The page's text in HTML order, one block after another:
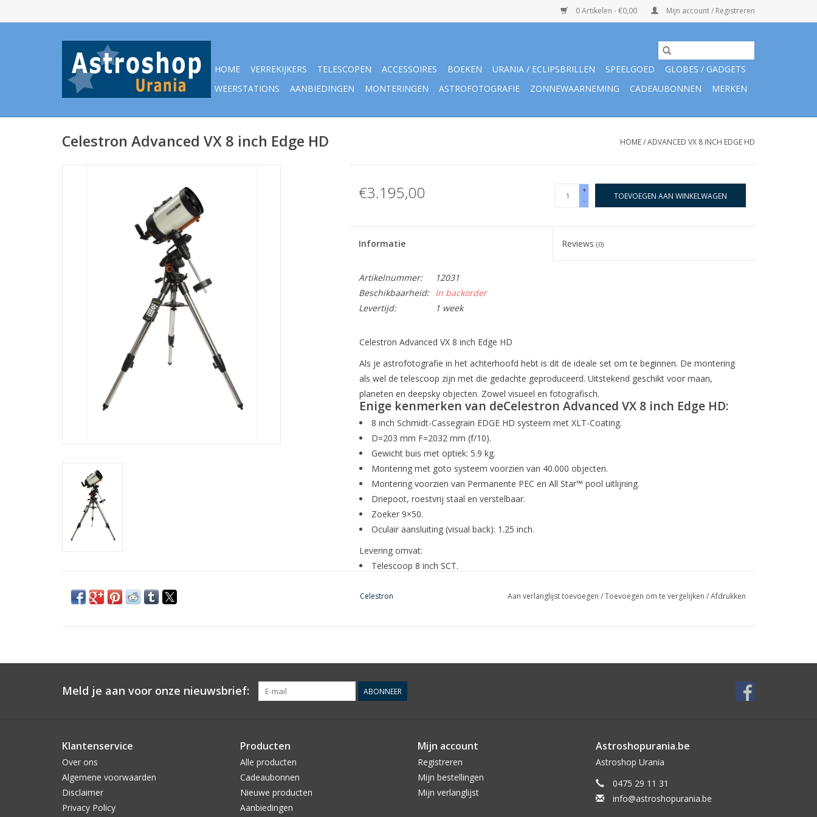
0 Artikelen - €0,00 Mijn account / Registreren
HOME VERREKIJKERS TELESCOPEN ACCESSOIRES BOEKEN URANIA / ECLIPSBRILLEN SPEELGOED
GLOBES / GADGETS
WEERSTATIONS
AANBIEDINGEN MONTERINGEN ASTROFOTOGRAFIE ZONNEWAARNEMING CADEAUBONNEN MERKEN
Celestron Advanced VX 8 inch Edge HD HOME/ADVANCED VX 8 INCH EDGE HD
€3.195,00
+
-
TOEVOEGEN AAN WINKELWAGEN
Informatie Reviews(0)
Artikelnummer:
12031
Beschikbaarheid:
In backorder
Levertijd:
1 week
Celestron Advanced VX 8 inch Edge HD
Als je astrofotografie in het achterhoofd hebt is dit de ideale set om te beginnen. De montering
als wel de telescoop zijn met die gedachte geproduceerd. Uitstekend geschikt voor maan,
planeten en deepsky objecten. Zowel visueel en fotografisch.
Enige kenmerken van deCelestron Advanced VX 8 inch Edge HD:
8 inch Schmidt-Cassegrain EDGE HD systeem met XLT-Coating.
D=203 mm F=2032 mm (f/10).
Gewicht buis met optiek: 5.9 kg.
Montering met goto systeem voorzien van 40.000 objecten.
Montering voorzien van Permanente PEC en All Star™ pool uitlijning.
Driepoot, roestvrij staal en verstelbaar.
Zoeker 9×50.
Oculair aansluiting (visual back): 1.25 inch.
Levering omvat:
Telescoop 8 inch SCT.
Driepoot.
Celestron Aan verlanglijst toevoegen /Toevoegen om te vergelijken /Afdrukken
Meld je aan voor onze nieuwsbrief: ABONNEER
Klantenservice
Over ons
Algemene voorwaarden
Disclaimer
Privacy Policy
Producten
Alle producten
Cadeaubonnen
Nieuwe producten
Aanbiedingen
Mijn account
Registreren
Mijn bestellingen
Mijn verlanglijst
Astroshopurania.be
Astroshop Urania
0475 29 11 31
info@astroshopurania.be